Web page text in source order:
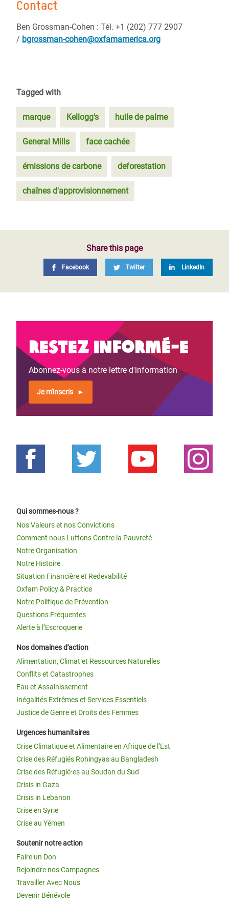
Contact
Ben Grossman-Cohen : Tél. +1 (202) 777 2907
/ bgrossman-cohen@oxfamamerica.org
Tagged with
marque Kellogg's huile de palme
General Mills face cachée
émissions de carbone deforestation
chaînes d'approvisionnement
Share this page
Facebook Twitter LinkedIn
Restez informé-e
Abonnez-vous à notre lettre d'information
Je m'inscris
Qui sommes-nous ?
Nos Valeurs et nos Convictions
Comment nous Luttons Contre la Pauvreté
Notre Organisation
Notre Histoire
Situation Financière et Redevabilité
Oxfam Policy & Practice
Notre Politique de Prévention
Questions Fréquentes
Alerte à l’Escroquerie
Nos domaines d'action
Alimentation, Climat et Ressources Naturelles
Conflits et Catastrophes
Eau et Assainissement
Inégalités Extrêmes et Services Essentiels
Justice de Genre et Droits des Femmes
Urgences humanitaires
Crise Climatique et Alimentaire en Afrique de l’Est
Crise des Réfugiés Rohingyas au Bangladesh
Crise des Réfugié·es au Soudan du Sud
Crisis in Gaza
Crisis in Lebanon
Crise en Syrie
Crise au Yémen
Soutenir notre action
Faire un Don
Rejoindre nos Campagnes
Travailler Avec Nous
Devenir Bénévole